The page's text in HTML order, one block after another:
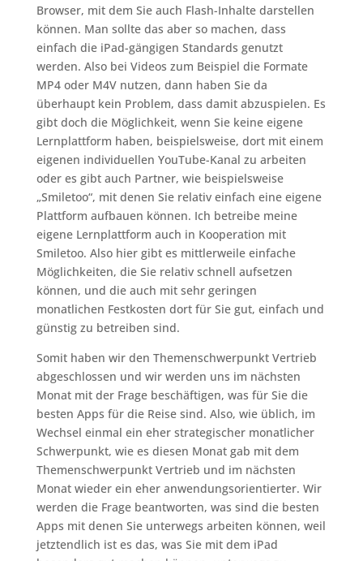
Browser, mit dem Sie auch Flash-Inhalte darstellen
können. Man sollte das aber so machen, dass
einfach die iPad-gängigen Standards genutzt
werden. Also bei Videos zum Beispiel die Formate
MP4 oder M4V nutzen, dann haben Sie da
überhaupt kein Problem, dass damit abzuspielen. Es
gibt doch die Möglichkeit, wenn Sie keine eigene
Lernplattform haben, beispielsweise, dort mit einem
eigenen individuellen YouTube-Kanal zu arbeiten
oder es gibt auch Partner, wie beispielsweise
„Smiletoo“, mit denen Sie relativ einfach eine eigene
Plattform aufbauen können. Ich betreibe meine
eigene Lernplattform auch in Kooperation mit
Smiletoo. Also hier gibt es mittlerweile einfache
Möglichkeiten, die Sie relativ schnell aufsetzen
können, und die auch mit sehr geringen
monatlichen Festkosten dort für Sie gut, einfach und
günstig zu betreiben sind.
Somit haben wir den Themenschwerpunkt Vertrieb
abgeschlossen und wir werden uns im nächsten
Monat mit der Frage beschäftigen, was für Sie die
besten Apps für die Reise sind. Also, wie üblich, im
Wechsel einmal ein eher strategischer monatlicher
Schwerpunkt, wie es diesen Monat gab mit dem
Themenschwerpunkt Vertrieb und im nächsten
Monat wieder ein eher anwendungsorientierter. Wir
werden die Frage beantworten, was sind die besten
Apps mit denen Sie unterwegs arbeiten können, weil
jetztendlich ist es das, was Sie mit dem iPad